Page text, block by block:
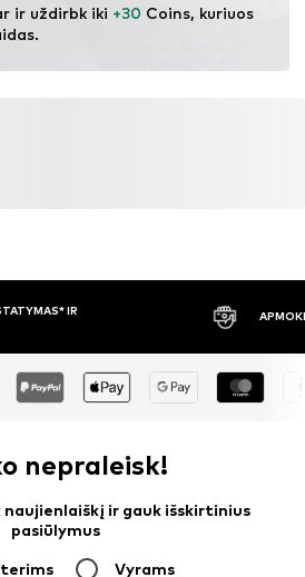
ir uždirbk iki +30 Coins, kuriuos
IR
nepraleisk!
naujienlaiškį ir gauk išskirtinius
pasiūlymus
Vyrams